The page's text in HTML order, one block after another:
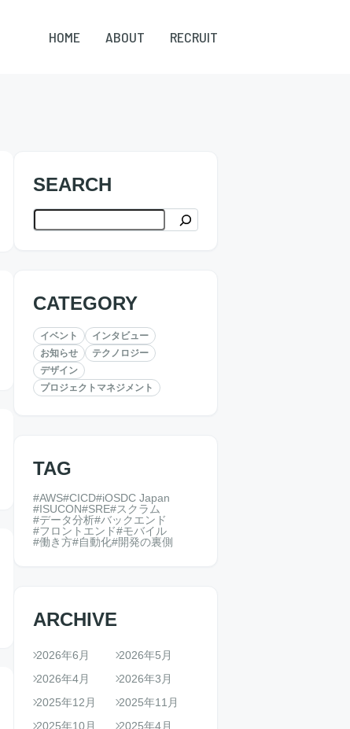
HOME ABOUT RECRUIT
SEARCH
検索
CATEGORY
イベント
インタビュー
お知らせ
テクノロジー
デザイン
プロジェクトマネジメント
TAG
AWS CICD iOSDC Japan
ISUCON
SRE スクラム
データ分析 バックエンド
フロントエンド
モバイル
働き方
自動化 開発の裏側
ARCHIVE
2026年6月
2026年5月
2026年4月
2026年3月
2025年12月
2025年11月
2025年10月
2025年4月